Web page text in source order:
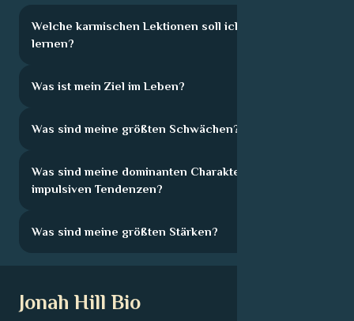
Welche karmischen Lektionen soll ich hier
lernen?
Was ist mein Ziel im Leben?
Was sind meine größten Schwächen?
Was sind meine dominanten Charakterzüge und
impulsiven Tendenzen?
Was sind meine größten Stärken?
Jonah Hill Bio